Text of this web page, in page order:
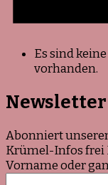
Es sind
vorhanden.
Newsletter
Abonniert
Krümel-Infos frei
Vorname oder